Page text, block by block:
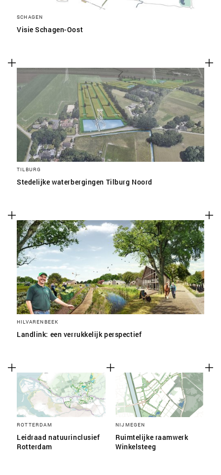
SCHAGEN
Visie Schagen-Oost
TILBURG
Stedelijke waterbergingen Tilburg Noord
HILVARENBEEK
Landlink: een verrukkelijk perspectief
ROTTERDAM
Leidraad natuurinclusief
Rotterdam
NIJMEGEN
Ruimtelijke raamwerk
Winkelsteeg